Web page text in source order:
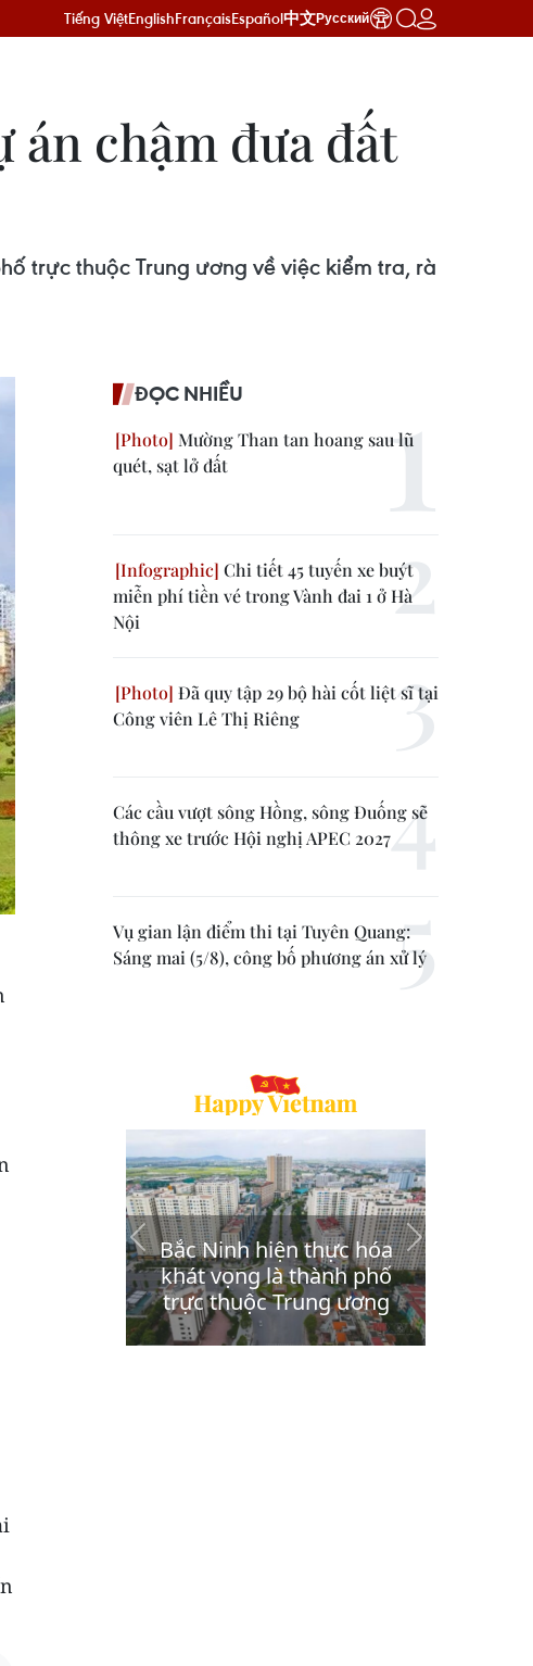
Tiếng ViệtEnglishFrançaisEspañol中文Русский
chậm đưa đất
trực thuộc Trung ương về việc kiểm tra, rà
ĐỌC NHIỀU
Mường Than tan hoang sau lũ
quét, sạt lở đất
Chi tiết 45 tuyến xe buýt
miễn phí tiền vé trong Vành đai 1 ở Hà
Nội
Đã quy tập 29 bộ hài cốt liệt sĩ tại
Công viên Lê Thị Riêng
Các cầu vượt sông Hồng, sông Đuống sẽ
thông xe trước Hội nghị APEC 2027
Vụ gian lận điểm thi tại Tuyên Quang:
Sáng mai (5/8), công bố phương án xử lý